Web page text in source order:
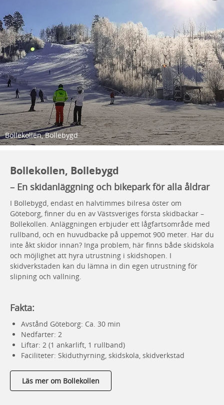
Bollekollen, Bollebygd
Bollekollen, Bollebygd
– En skidanläggning och bikepark för alla åldrar
I Bollebygd, endast en halvtimmes bilresa öster om
Göteborg, finner du en av Västsveriges första skidbackar –
Bollekollen. Anläggningen erbjuder ett lågfartsområde med
rullband, och en huvudbacke på uppemot 900 meter. Har du
inte åkt skidor innan? Inga problem, här finns både skidskola
och möjlighet att hyra utrustning i skidshopen. I
skidverkstaden kan du lämna in din egen utrustning för
slipning och vallning.
Fakta:
Avstånd Göteborg: Ca. 30 min
Nedfarter: 2
Liftar: 2 (1 ankarlift, 1 rullband)
Faciliteter: Skiduthyrning, skidskola, skidverkstad
Läs mer om Bollekollen